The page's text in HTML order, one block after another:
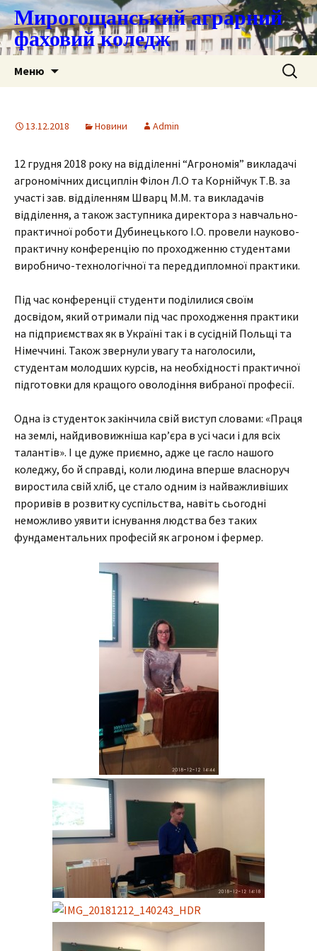
Мирогощанський аграрний
фаховий коледж
Меню Пошук:
13.12.2018 Новини Admin
12 грудня 2018 року на відділенні “Агрономія” викладачі
агрономічних дисциплін Філон Л.О та Корнійчук Т.В. за
участі зав. відділенням Шварц М.М. та викладачів
відділення, а також заступника директора з навчально-
практичної роботи Дубинецького І.О. провели науково-
практичну конференцію по проходженню студентами
виробничо-технологічної та переддипломної практики.
Під час конференції студенти поділилися своїм
досвідом, який отримали під час проходження практики
на підприємствах як в Україні так і в сусідній Польщі та
Німеччині. Також звернули увагу та наголосили,
студентам молодших курсів, на необхідності практичної
підготовки для кращого оволодіння вибраної професії.
Одна із студенток закінчила свій виступ словами: «Праця
на землі, найдивовижніша кар’єра в усі часи і для всіх
талантів». І це дуже приємно, адже це гасло нашого
коледжу, бо й справді, коли людина вперше власноруч
виростила свій хліб, це стало одним із найважливіших
проривів в розвитку суспільства, навіть сьогодні
неможливо уявити існування людства без таких
фундаментальних професій як агроном і фермер.